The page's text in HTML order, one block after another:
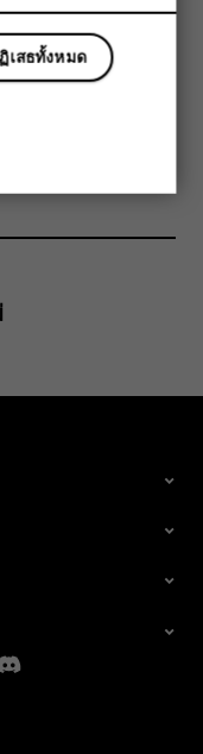
อุปกรณ์นี้อาจดึงดูด
แถบแม่เหล็กอื่นๆ
อาจได้รับความเสีย
เสธทั้งหมด